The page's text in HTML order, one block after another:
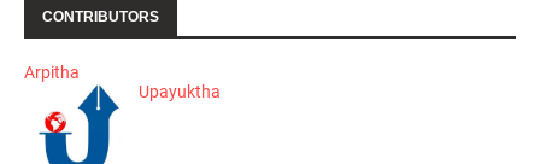
CONTRIBUTORS
Arpitha
Upayuktha